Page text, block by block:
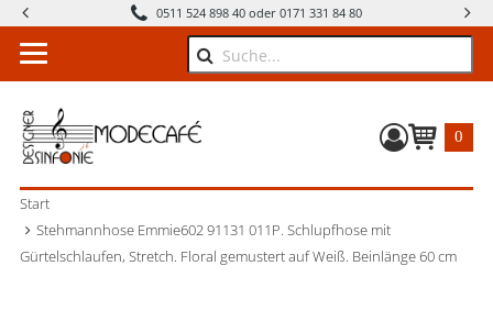
0511 524 898 40 oder 0171 331 84 80
Suche
0
Start
Stehmannhose Emmie602 91131 011P. Schlupfhose mit
Gürtelschlaufen, Stretch. Floral gemustert auf Weiß. Beinlänge 60 cm